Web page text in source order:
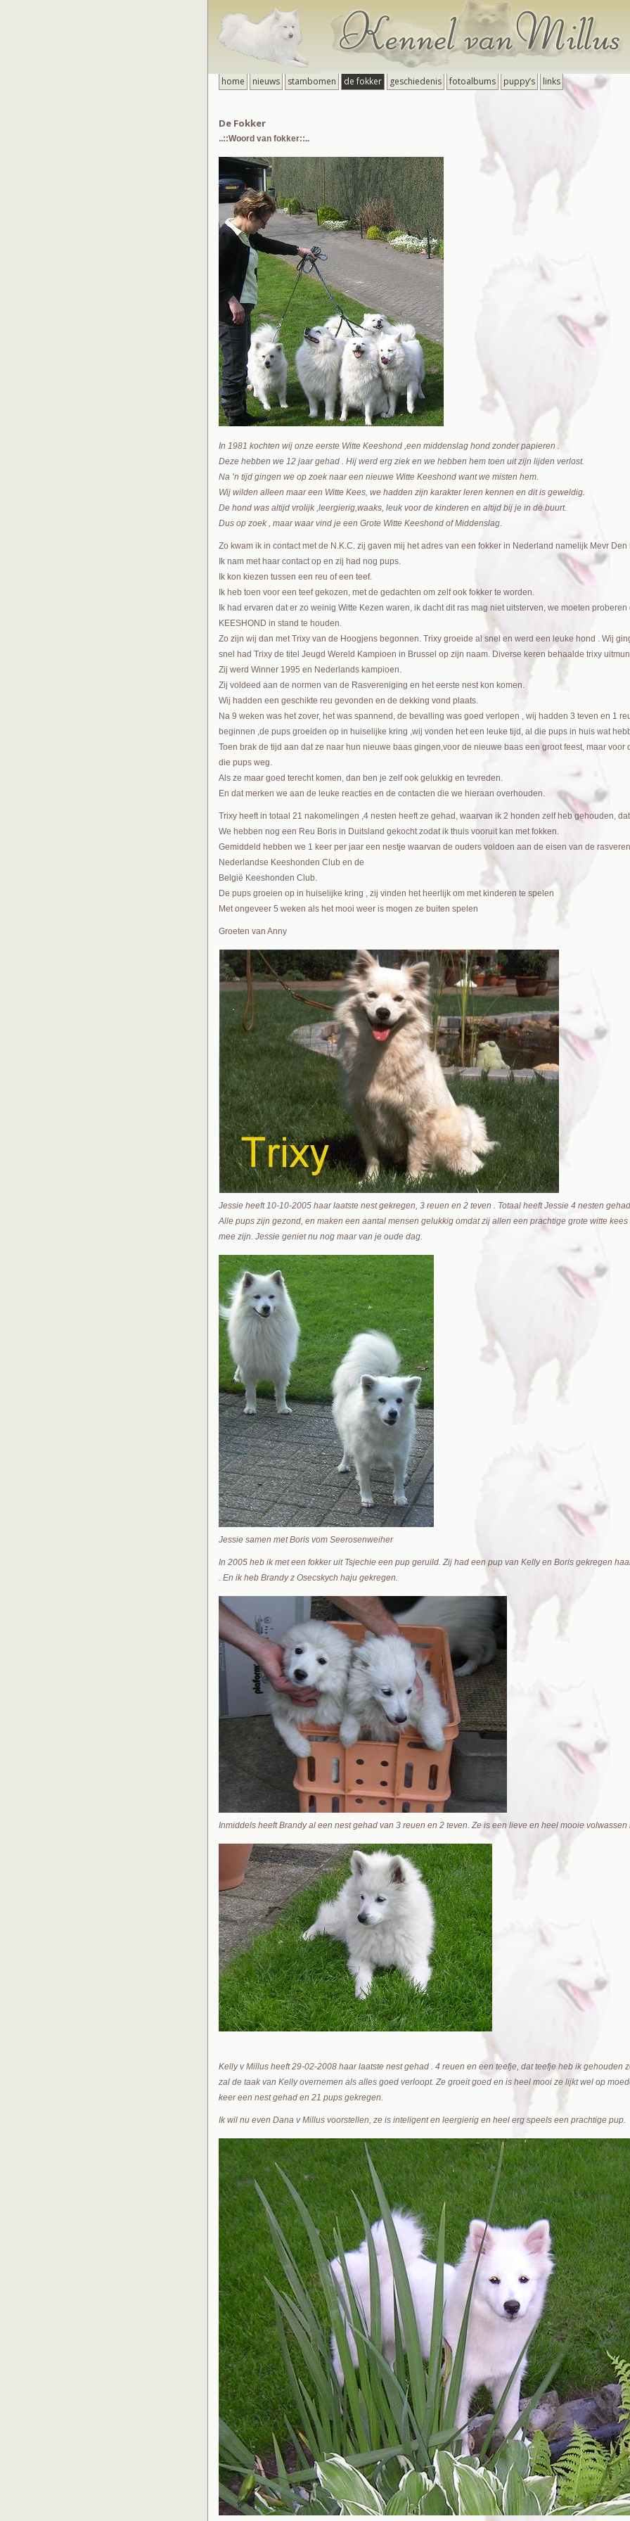
home nieuws stambomen de fokker geschiedenis fotoalbums puppy’s links
De Fokker
..::Woord van fokker::..
In 1981 kochten wij onze eerste Witte Keeshond ,een middenslag hond zonder papieren .
Deze hebben we 12 jaar gehad . Hij werd erg ziek en we hebben hem toen uit zijn lijden verlost.
Na ’n tijd gingen we op zoek naar een nieuwe Witte Keeshond want we misten hem.
Wij wilden alleen maar een Witte Kees, we hadden zijn karakter leren kennen en dit is geweldig.
De hond was altijd vrolijk ,leergierig,waaks, leuk voor de kinderen en altijd bij je in de buurt.
Dus op zoek , maar waar vind je een Grote Witte Keeshond of Middenslag.
Zo kwam ik in contact met de N.K.C. zij gaven mij het adres van een fokker in Nederland namelijk Mevr Den
Ik nam met haar contact op en zij had nog pups.
Ik kon kiezen tussen een reu of een teef.
Ik heb toen voor een teef gekozen, met de gedachten om zelf ook fokker te worden.
Ik had ervaren dat er zo weinig Witte Kezen waren, ik dacht dit ras mag niet uitsterven, we moeten proberen
KEESHOND in stand te houden.
Zo zijn wij dan met Trixy van de Hoogjens begonnen. Trixy groeide al snel en werd een leuke hond . Wij
snel had Trixy de titel Jeugd Wereld Kampioen in Brussel op zijn naam. Diverse keren behaalde trixy
Zij werd Winner 1995 en Nederlands kampioen.
Zij voldeed aan de normen van de Rasvereniging en het eerste nest kon komen.
Wij hadden een geschikte reu gevonden en de dekking vond plaats.
Na 9 weken was het zover, het was spannend, de bevalling was goed verlopen , wij hadden 3 teven en 1
beginnen ,de pups groeiden op in huiselijke kring ,wij vonden het een leuke tijd, al die pups in huis wat
Toen brak de tijd aan dat ze naar hun nieuwe baas gingen,voor de nieuwe baas een groot feest, maar voor
die pups weg.
Als ze maar goed terecht komen, dan ben je zelf ook gelukkig en tevreden.
En dat merken we aan de leuke reacties en de contacten die we hieraan overhouden.
Trixy heeft in totaal 21 nakomelingen ,4 nesten heeft ze gehad, waarvan ik 2 honden zelf heb gehouden,
We hebben nog een Reu Boris in Duitsland gekocht zodat ik thuis vooruit kan met fokken.
Gemiddeld hebben we 1 keer per jaar een nestje waarvan de ouders voldoen aan de eisen van de
Nederlandse Keeshonden Club en de
België Keeshonden Club.
De pups groeien op in huiselijke kring , zij vinden het heerlijk om met kinderen te spelen
Met ongeveer 5 weken als het mooi weer is mogen ze buiten spelen
Groeten van Anny
Jessie heeft 10-10-2005 haar laatste nest gekregen, 3 reuen en 2 teven . Totaal heeft Jessie 4 nesten
Alle pups zijn gezond, en maken een aantal mensen gelukkig omdat zij allen een prachtige grote witte
mee zijn. Jessie geniet nu nog maar van je oude dag.
Jessie samen met Boris vom Seerosenweiher
In 2005 heb ik met een fokker uit Tsjechie een pup geruild. Zij had een pup van Kelly en Boris gekregen
. En ik heb Brandy z Osecskych haju gekregen.
Inmiddels heeft Brandy al een nest gehad van 3 reuen en 2 teven. Ze is een lieve en heel mooie
Kelly v Millus heeft 29-02-2008 haar laatste nest gehad . 4 reuen en een teefje, dat teefje heb ik gehouden
zal de taak van Kelly overnemen als alles goed verloopt. Ze groeit goed en is heel mooi ze lijkt wel op
keer een nest gehad en 21 pups gekregen.
Ik wil nu even Dana v Millus voorstellen, ze is inteligent en leergierig en heel erg speels een prachtige pup.